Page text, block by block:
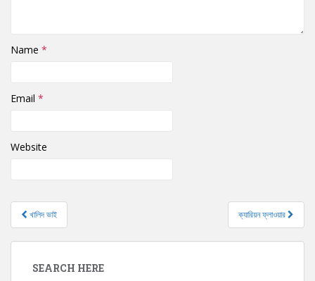
Name *
Email *
Website
Post navigation
খালিদ ভাই ক্যারিয়ন ফ্লাওয়ার
SEARCH HERE